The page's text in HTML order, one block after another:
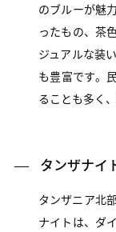
のブルーが魅
ったもの、茶
ジュアルな装
も豊富です。
ることも多く
タンザナイ
タンザニア北
ナイトは、ダ